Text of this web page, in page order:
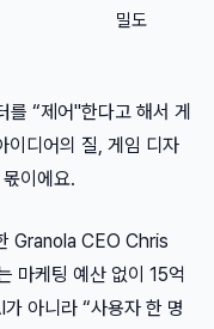
밀도
를 “제어"한다고 해서 게
이디어의 질, 게임 디자
이에요.
Granola CEO Chris
마케팅 예산 없이 15억
아니라 “사용자 한 명